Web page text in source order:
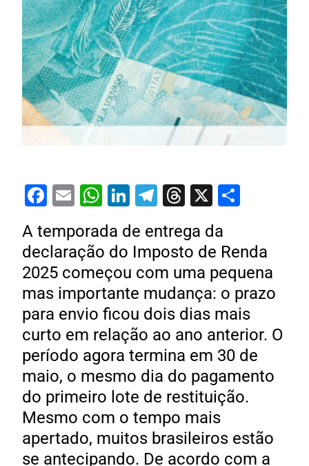
Facebook
EmailWhatsApp
LinkedIn
Telegram
Threads
X
A temporada de entrega da
declaração do Imposto de Renda
2025 começou com uma pequena
mas importante mudança: o prazo
para envio ficou dois dias mais
curto em relação ao ano anterior. O
período agora termina em 30 de
maio, o mesmo dia do pagamento
do primeiro lote de restituição.
Mesmo com o tempo mais
apertado, muitos brasileiros estão
se antecipando. De acordo com a